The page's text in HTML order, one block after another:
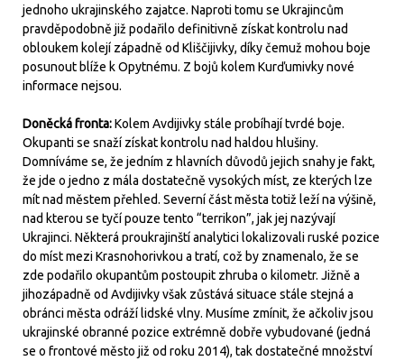
jednoho ukrajinského zajatce. Naproti tomu se Ukrajincům
pravděpodobně již podařilo definitivně získat kontrolu nad
obloukem kolejí západně od Kliščijivky, díky čemuž mohou boje
posunout blíže k Opytnému. Z bojů kolem Kurďumivky nové
informace nejsou.
Doněcká fronta:Kolem Avdijivky stále probíhají tvrdé boje.
Okupanti se snaží získat kontrolu nad haldou hlušiny.
Domníváme se, že jedním z hlavních důvodů jejich snahy je fakt,
že jde o jedno z mála dostatečně vysokých míst, ze kterých lze
mít nad městem přehled. Severní část města totiž leží na výšině,
nad kterou se tyčí pouze tento “terrikon”, jak jej nazývají
Ukrajinci. Některá proukrajinští analytici lokalizovali ruské pozice
do míst mezi Krasnohorivkou a tratí, což by znamenalo, že se
zde podařilo okupantům postoupit zhruba o kilometr. Jižně a
jihozápadně od Avdijivky však zůstává situace stále stejná a
obránci města odráží lidské vlny. Musíme zmínit, že ačkoliv jsou
ukrajinské obranné pozice extrémně dobře vybudované (jedná
se o frontové město již od roku 2014), tak dostatečné množství